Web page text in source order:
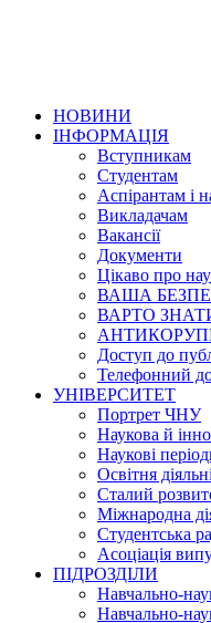
НОВИНИ
ІНФОРМАЦІЯ
Вступникам
Студентам
Аспірантам і
Викладачам
Вакансії
Документи
Цікаво про
ВАША
ВАРТО
Доступ до
Телефонний
УНІВЕРСИТЕТ
Портрет ЧНУ
Наукова й
Наукові
Освітня
Сталий
Міжнародна
Студентська
Асоціація
ПІДРОЗДІЛИ
Навчально-
Навчально-